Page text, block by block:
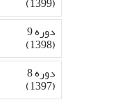
دوره 9
(1398)
دوره 8
(1397)